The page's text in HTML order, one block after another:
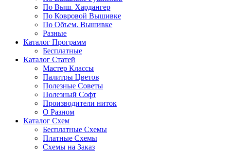
По Выш. Хардангер
По Ковровой Вышивке
По Объем. Вышивке
Разные
Каталог Программ
Бесплатные
Каталог Статей
Мастер Классы
Палитры Цветов
Полезные Советы
Полезный Софт
Производители ниток
О Разном
Каталог Схем
Бесплатные Схемы
Платные Схемы
Схемы на Заказ